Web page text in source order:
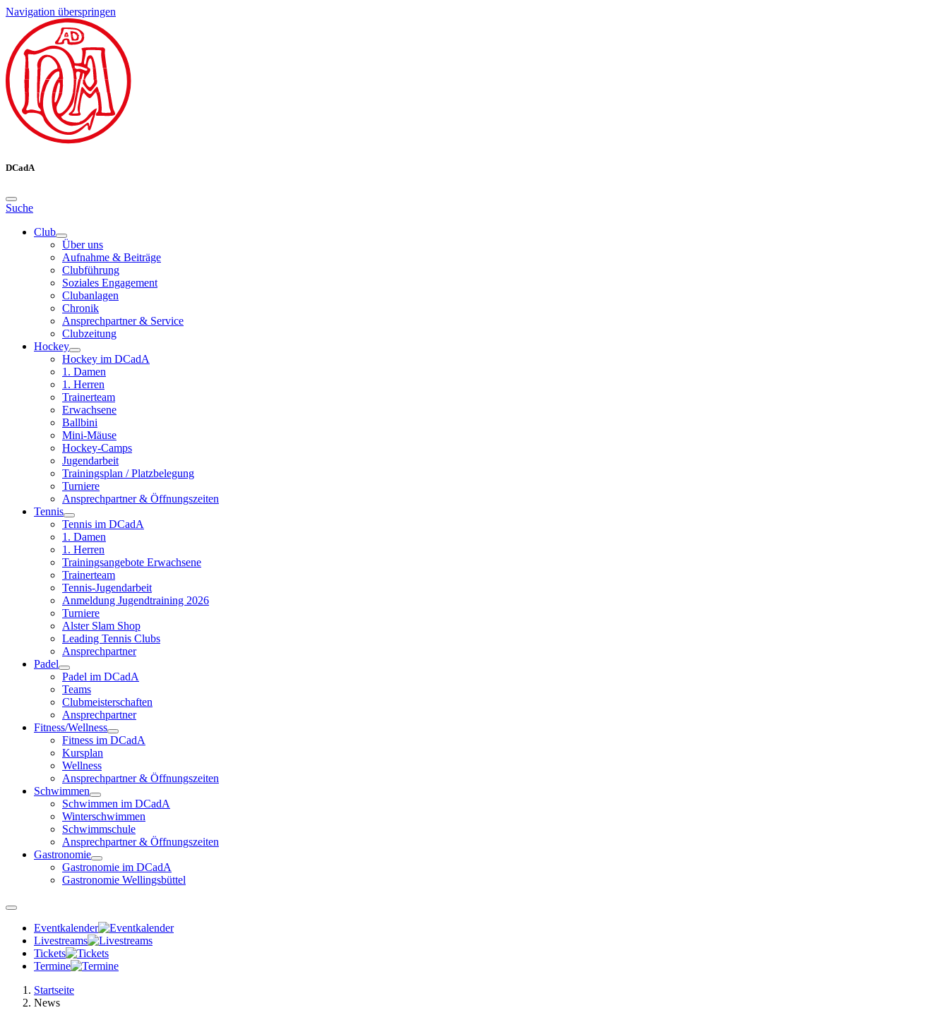
Navigation überspringen
DCadA
Suche
Club
Über uns
Aufnahme & Beiträge
Clubführung
Soziales Engagement
Clubanlagen
Chronik
Ansprechpartner & Service
Clubzeitung
Hockey
Hockey im DCadA
1. Damen
1. Herren
Trainerteam
Erwachsene
Ballbini
Mini-Mäuse
Hockey-Camps
Jugendarbeit
Trainingsplan / Platzbelegung
Turniere
Ansprechpartner & Öffnungszeiten
Tennis
Tennis im DCadA
1. Damen
1. Herren
Trainingsangebote Erwachsene
Trainerteam
Tennis-Jugendarbeit
Anmeldung Jugendtraining 2026
Turniere
Alster Slam Shop
Leading Tennis Clubs
Ansprechpartner
Padel
Padel im DCadA
Teams
Clubmeisterschaften
Ansprechpartner
Fitness/Wellness
Fitness im DCadA
Kursplan
Wellness
Ansprechpartner & Öffnungszeiten
Schwimmen
Schwimmen im DCadA
Winterschwimmen
Schwimmschule
Ansprechpartner & Öffnungszeiten
Gastronomie
Gastronomie im DCadA
Gastronomie Wellingsbüttel
Eventkalender
Livestreams
Tickets
Termine
Startseite
News